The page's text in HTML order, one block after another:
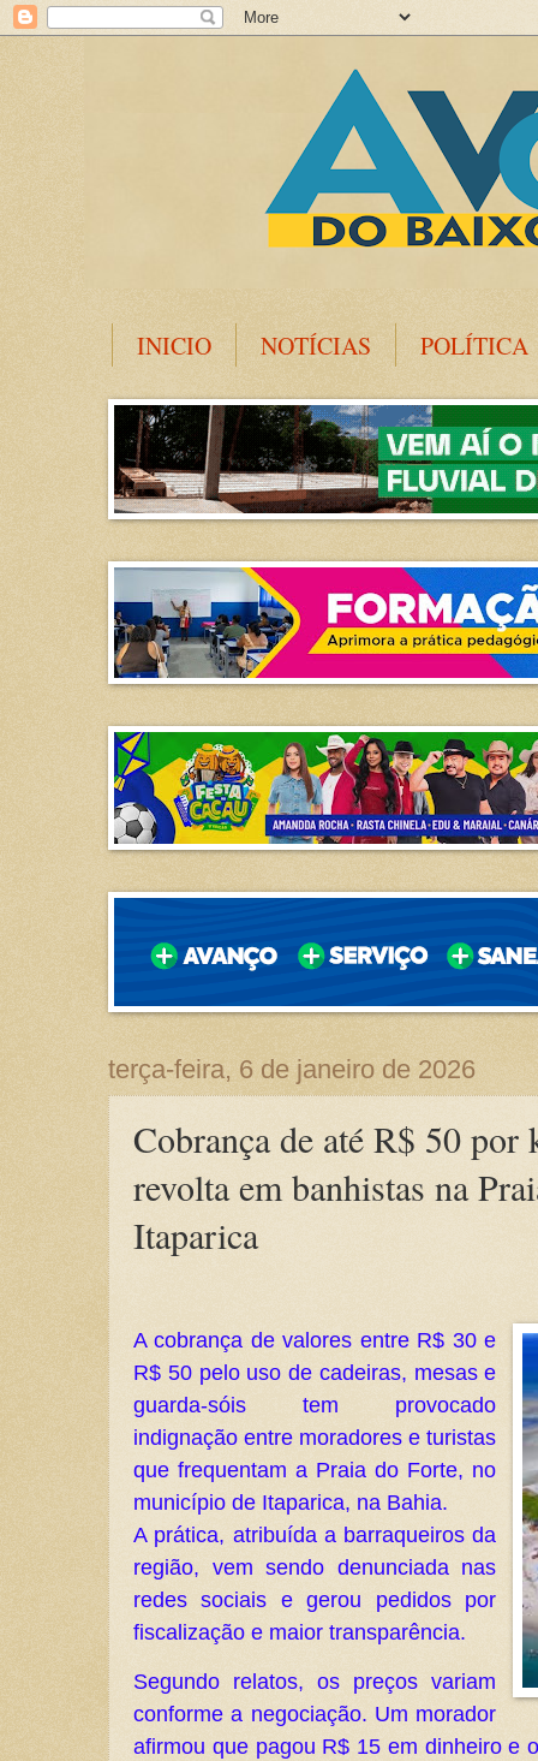
INICIO NOTÍCIAS POLÍTICA
terça-feira, 6 de janeiro de 2026
Cobrança de até R$ 50 por
revolta em banhistas na
Itaparica
A cobrança de valores entre R$ 30 e
R$ 50 pelo uso de cadeiras, mesas e
guarda-sóis tem provocado
indignação entre moradores e turistas
que frequentam a Praia do Forte, no
município de Itaparica, na Bahia.
A prática, atribuída a barraqueiros da
região, vem sendo denunciada nas
redes sociais e gerou pedidos por
fiscalização e maior transparência.
Segundo relatos, os preços variam
conforme a negociação. Um morador
afirmou que pagou R$ 15 em dinheiro e